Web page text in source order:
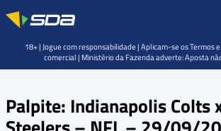
Palpite: Indianapolis Colts
18+ | Jogue com responsabilidade | Aplicam-se os Termos
comercial | Ministério da Fazenda adverte: Aposta